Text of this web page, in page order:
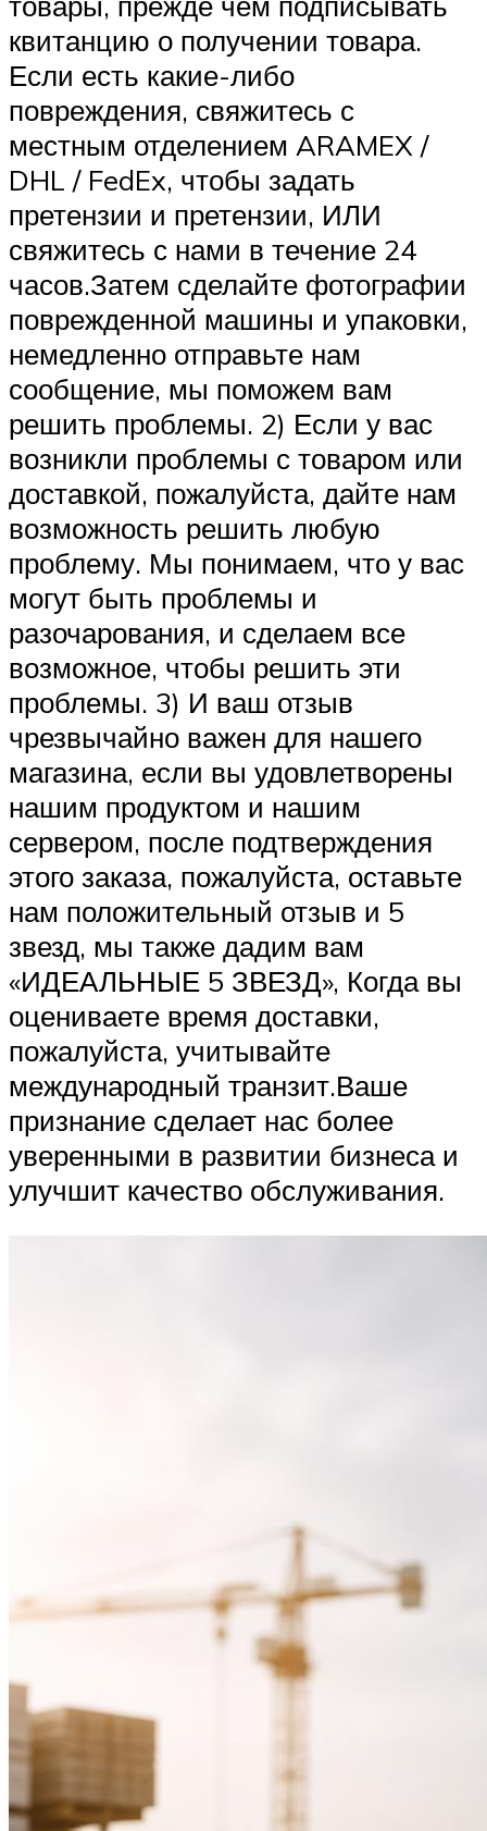
квитанцию ​​о получении товара.
Если есть какие-либо
повреждения, свяжитесь с
местным отделением ARAMEX /
DHL / FedEx, чтобы задать
претензии и претензии, ИЛИ
свяжитесь с нами в течение 24
часов.Затем сделайте фотографии
поврежденной машины и упаковки,
немедленно отправьте нам
сообщение, мы поможем вам
решить проблемы. 2) Если у вас
возникли проблемы с товаром или
доставкой, пожалуйста, дайте нам
возможность решить любую
проблему. Мы понимаем, что у вас
могут быть проблемы и
разочарования, и сделаем все
возможное, чтобы решить эти
проблемы. 3) И ваш отзыв
чрезвычайно важен для нашего
магазина, если вы удовлетворены
нашим продуктом и нашим
сервером, после подтверждения
этого заказа, пожалуйста, оставьте
нам положительный отзыв и 5
звезд, мы также дадим вам
«ИДЕАЛЬНЫЕ 5 ЗВЕЗД», Когда вы
оцениваете время доставки,
пожалуйста, учитывайте
международный транзит.Ваше
признание сделает нас более
уверенными в развитии бизнеса и
улучшит качество обслуживания.